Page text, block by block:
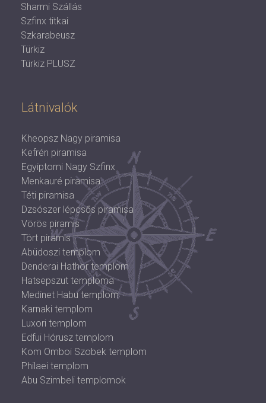
Sharmi Szállás
Szfinx titkai
Szkarabeusz
Türkiz
Türkiz PLUSZ
Látnivalók
Kheopsz Nagy piramisa
Kefrén piramisa
Egyiptomi Nagy Szfinx
Menkauré piramisa
Téti piramisa
Dzsószer lépcsős piramisa
Vörös piramis
Tört piramis
Abüdoszi templom
Denderai Hathor templom
Hatsepszut temploma
Medinet Habu templom
Karnaki templom
Luxori templom
Edfui Hórusz templom
Kom Omboi Szobek templom
Philaei templom
Abu Szimbeli templomok